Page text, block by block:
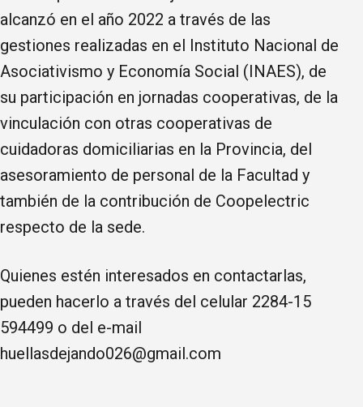
alcanzó en el año 2022 a través de las
gestiones realizadas en el Instituto Nacional de
Asociativismo y Economía Social (INAES), de
su participación en jornadas cooperativas, de la
vinculación con otras cooperativas de
cuidadoras domiciliarias en la Provincia, del
asesoramiento de personal de la Facultad y
también de la contribución de Coopelectric
respecto de la sede.
Quienes estén interesados en contactarlas,
pueden hacerlo a través del celular 2284-15
594499 o del e-mail
huellasdejando026@gmail.com